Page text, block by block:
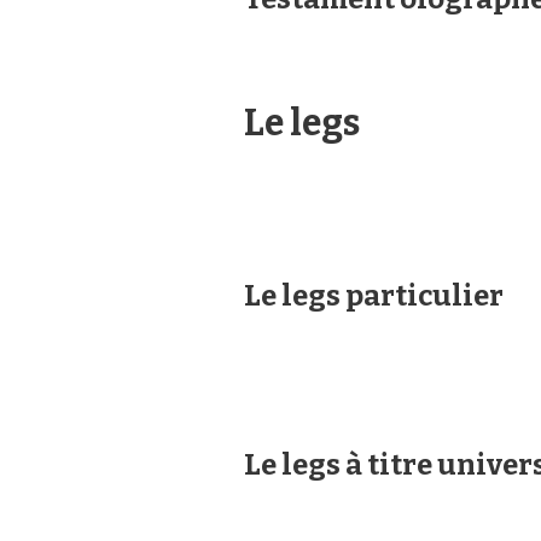
Le legs
Le legs particulier
Le legs à titre